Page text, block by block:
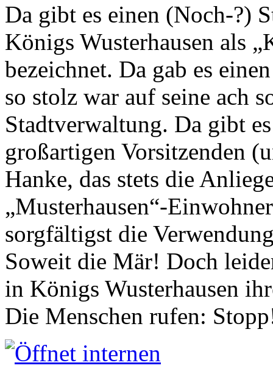
Da gibt es einen (Noch-?)
Königs Wusterhausen als
bezeichnet. Da gab es
so stolz war auf seine ach
Stadtverwaltung. Da gibt
großartigen Vorsitzenden
Hanke, das stets die
„Musterhausen“-
sorgfältigst die
Soweit die Mär! Doch
in Königs Wusterhausen
Die Menschen rufen: